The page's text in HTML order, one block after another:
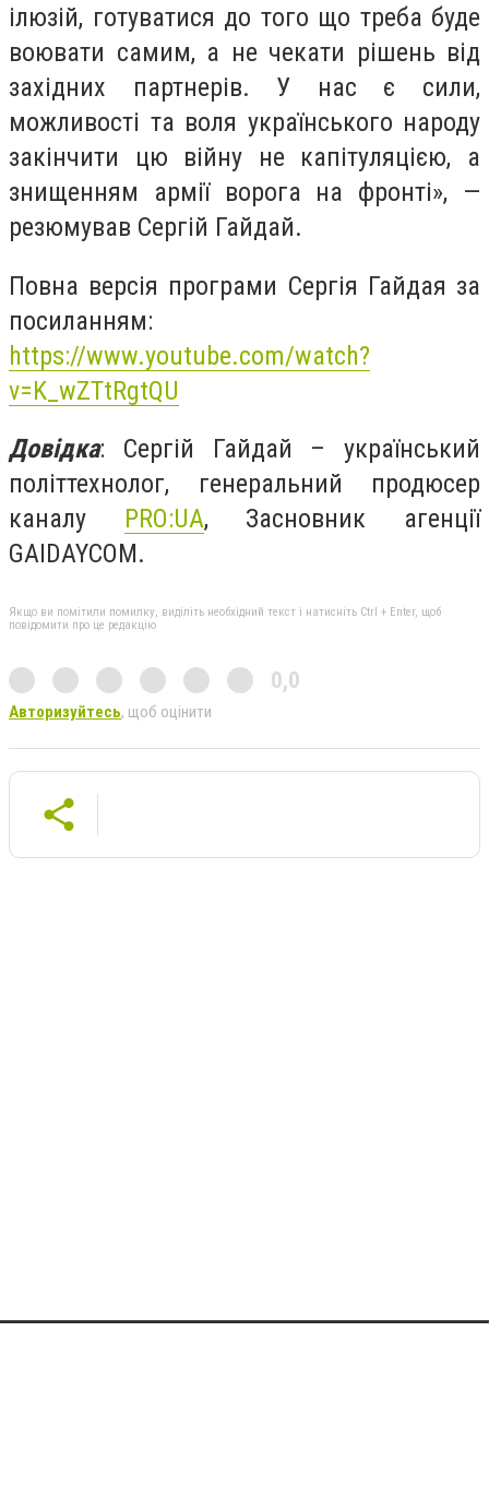
ілюзій, готуватися до того що треба буде
воювати самим, а не чекати рішень від
західних партнерів. У нас є сили,
можливості та воля українського народу
закінчити цю війну не капітуляцією, а
знищенням армії ворога на фронті», —
резюмував Сергій Гайдай.
Повна версія програми Сергія Гайдая за
посиланням:
https://www.youtube.com/watch?
v=K_wZTtRgtQU
Довідка: Сергій Гайдай – український
політтехнолог, генеральний продюсер
каналу PRO:UA, Засновник агенції
GAIDAYCOM.
Якщо ви помітили помилку, виділіть необхідний текст і натисніть Ctrl + Enter, щоб
повідомити про це редакцію
0,0
Авторизуйтесь, щоб оцінити